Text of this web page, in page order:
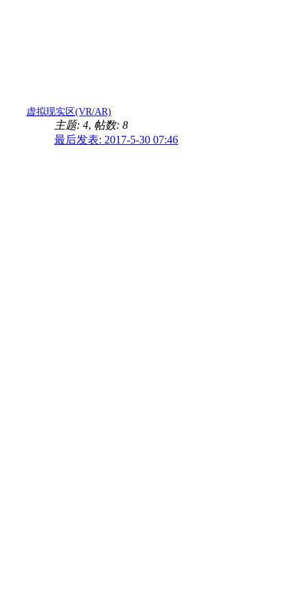
虚拟现实区(VR/AR)
主题: 4, 帖数: 8
最后发表: 2017-5-30 07:46